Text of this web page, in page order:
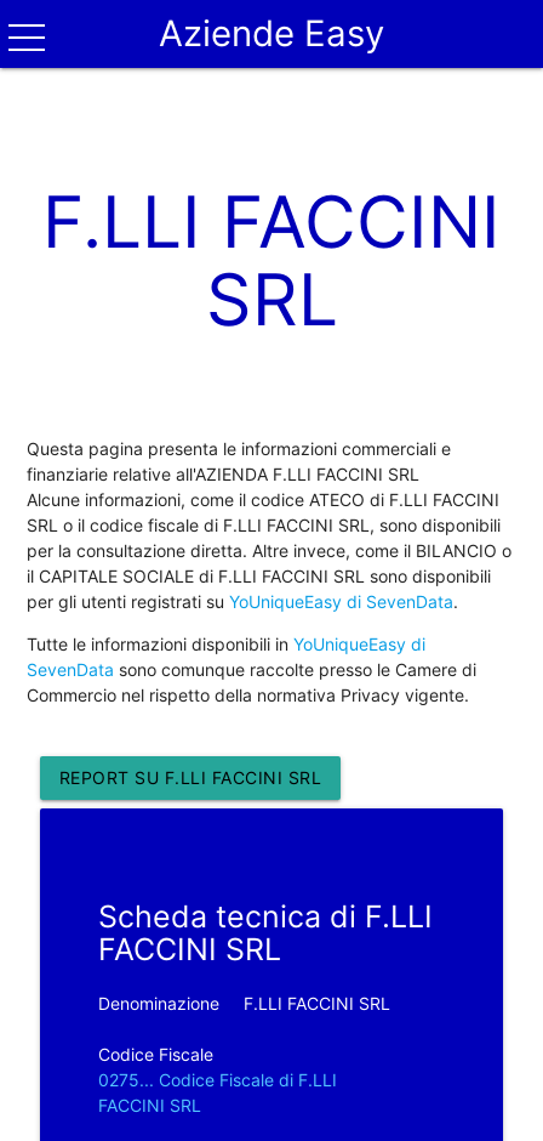
Aziende Easy
F.LLI FACCINI
SRL
Questa pagina presenta le informazioni commerciali e
finanziarie relative all'AZIENDA F.LLI FACCINI SRL
Alcune informazioni, come il codice ATECO di F.LLI FACCINI
SRL o il codice fiscale di F.LLI FACCINI SRL, sono disponibili
per la consultazione diretta. Altre invece, come il BILANCIO o
il CAPITALE SOCIALE di F.LLI FACCINI SRL sono disponibili
per gli utenti registrati suYoUniqueEasy di SevenData.
Tutte le informazioni disponibili inYoUniqueEasy di
SevenData sono comunque raccolte presso le Camere di
Commercio nel rispetto della normativa Privacy vigente.
REPORT SU F.LLI FACCINI SRL
Scheda tecnica di F.LLI
FACCINI SRL
Denominazione F.LLI FACCINI SRL
Codice Fiscale
0275... Codice Fiscale di F.LLI
FACCINI SRL